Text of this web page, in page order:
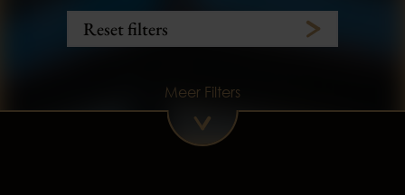
Hybride
3.100 km 175.890 km
Reset filters
Meer Filters